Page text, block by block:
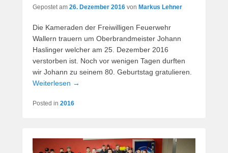
Gepostet am 26. Dezember 2016 von Markus Lehner
Die Kameraden der Freiwilligen Feuerwehr
Wallern trauern um Oberbrandmeister Johann
Haslinger welcher am 25. Dezember 2016
verstorben ist. Noch vor wenigen Tagen durften
wir Johann zu seinem 80. Geburtstag gratulieren.
Weiterlesen →
Posted in 2016